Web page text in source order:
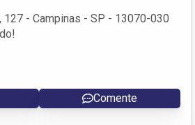
127 - Campinas - SP - 13070-030
Comente